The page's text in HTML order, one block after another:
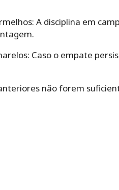
A disciplina em
Caso o empate
não forem